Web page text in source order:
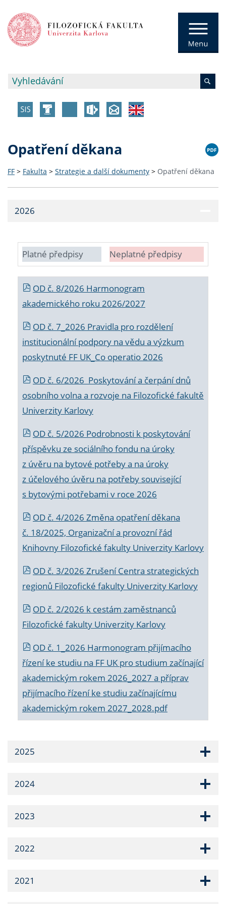
Opatření děkana
FF > Fakulta > Strategie a další dokumenty > Opatření děkana
2026
Platné předpisy Neplatné předpisy
OD č. 8/2026 Harmonogram
akademického roku 2026/2027
OD č. 7_2026 Pravidla pro rozdělení
institucionální podpory na vědu a výzkum
poskytnuté FF UK_Co operatio 2026
OD č. 6/2026 Poskytování a čerpání dnů
osobního volna a rozvoje na Filozofické fakultě
Univerzity Karlovy
OD č. 5/2026 Podrobnosti k poskytování
příspěvku ze sociálního fondu na úroky
z úvěru na bytové potřeby a na úroky
z účelového úvěru na potřeby související
s bytovými potřebami v roce 2026
OD č. 4/2026 Změna opatření děkana
č. 18/2025, Organizační a provozní řád
Knihovny Filozofické fakulty Univerzity Karlovy
OD č. 3/2026 Zrušení Centra strategických
regionů Filozofické fakulty Univerzity Karlovy
OD č. 2/2026 k cestám zaměstnanců
Filozofické fakulty Univerzity Karlovy
OD č. 1_2026 Harmonogram přijímacího
řízení ke studiu na FF UK pro studium začínající
akademickým rokem 2026_2027 a příprav
přijímacího řízení ke studiu začínajícímu
akademickým rokem 2027_2028.pdf
2025
2024
2023
2022
2021